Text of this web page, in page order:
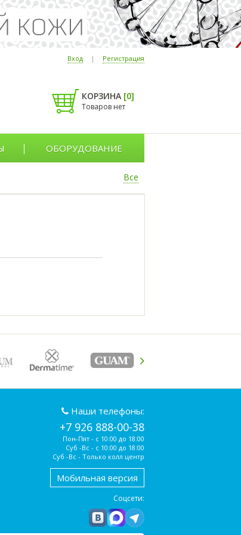
Вход | Регистрация
КОРЗИНА [0]
Товаров нет
ОБОРУДОВАНИЕ
Все
Наши телефоны:
+7 926 888-00-38
Пон-Пят - с 10:00 до 18:00
Суб -Вс - с 10:00 до 18:00
Суб -Вс - Только колл центр
Мобильная версия
Соцсети: